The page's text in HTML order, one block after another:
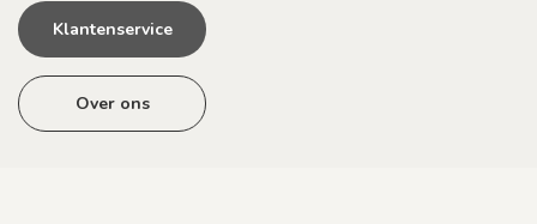
Klantenservice
Over ons